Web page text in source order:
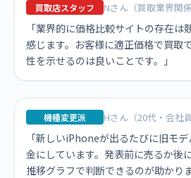
買取店スタッフ Nさん（買取業界関係
「業界的に価格比較サイトの存在は
感じます。お客様に適正価格で買取
性を示せるのは良いことです。」
機種変更派 Hさん（20代・会社員
「新しいiPhoneが出るたびに旧モ
金にしています。発表前に売るか後
推移グラフで判断できるのが助かりま